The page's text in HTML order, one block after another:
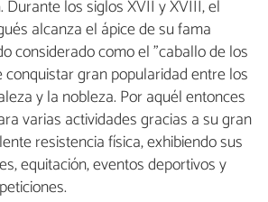
. Durante los siglos XVII y XVIII, el
alcanza el ápice de su fama
considerado como el "caballo de los
conquistar gran popularidad entre los
y la nobleza. Por aquél entonces
varias actividades gracias a su gran
resistencia física, exhibiendo sus
equitación, eventos deportivos y